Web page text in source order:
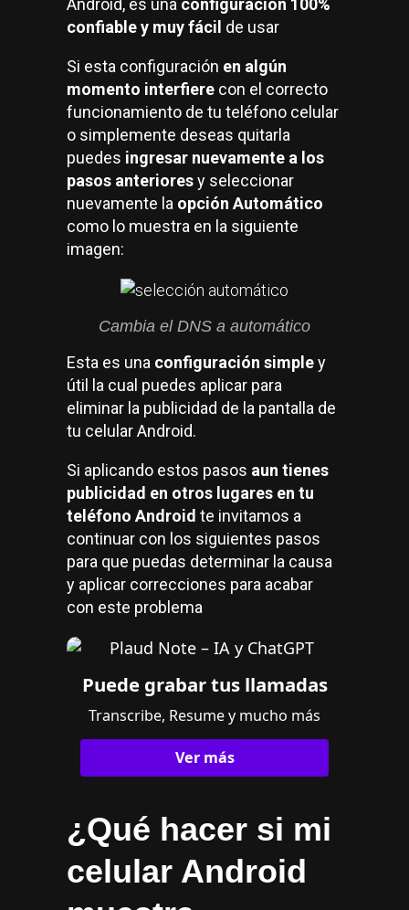
Android, es una configuración 100%
confiable y muy fácil de usar
Si esta configuración en algún
momento interfierecon el correcto
funcionamiento de tu teléfono celular
o simplemente deseas quitarla
puedes ingresar nuevamente a los
pasos anterioresy seleccionar
nuevamente la opción Automático
como lo muestra en la siguiente
imagen:
Cambia el DNS a automático
Esta es una configuración simpley
útil la cual puedes aplicar para
eliminar la publicidad de la pantalla de
tu celular Android.
Si aplicando estos pasos aun tienes
publicidad en otros lugares en tu
teléfono Android te invitamos a
continuar con los siguientes pasos
para que puedas determinar la causa
y aplicar correcciones para acabar
con este problema
Puede grabar tus llamadas
Transcribe, Resume y mucho más
Ver más
¿Qué hacer si mi
celular Android